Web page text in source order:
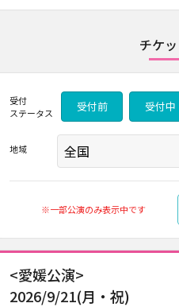
チケ
受付
ステータス
受付前 受付中
地域
※一部公演のみ表示中です
<愛媛公演>
2026/9/21(月・祝)